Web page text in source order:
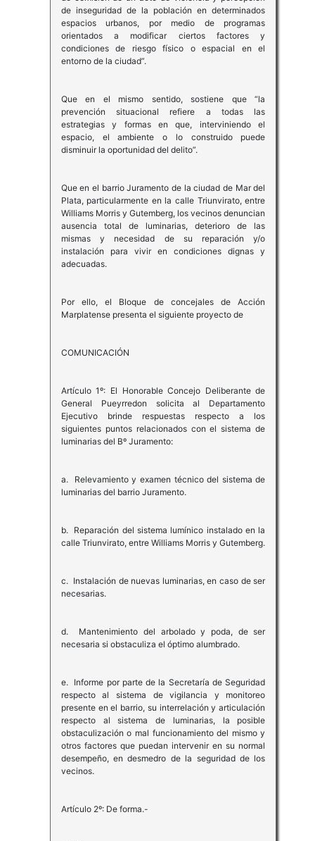
de inseguridad de la población en determinados
espacios urbanos, por medio de programas
orientados a modificar ciertos factores y
condiciones de riesgo físico o espacial en el
entorno de la ciudad”.
Que en el mismo sentido, sostiene que “la
prevención situacional refiere a todas las
estrategias y formas en que, interviniendo el
espacio, el ambiente o lo construido puede
disminuir la oportunidad del delito”.
Que en el barrio Juramento de la ciudad de Mar del
Plata, particularmente en la calle Triunvirato, entre
Williams Morris y Gutemberg, los vecinos denuncian
ausencia total de luminarias, deterioro de las
mismas y necesidad de su reparación y/o
instalación para vivir en condiciones dignas y
adecuadas.
Por ello, el Bloque de concejales de Acción
Marplatense presenta el siguiente proyecto de
COMUNICACIÓN
Artículo 1º: El Honorable Concejo Deliberante de
General Pueyrredon solicita al Departamento
Ejecutivo brinde respuestas respecto a los
siguientes puntos relacionados con el sistema de
luminarias del Bº Juramento:
a. Relevamiento y examen técnico del sistema de
luminarias del barrio Juramento.
b. Reparación del sistema lumínico instalado en la
calle Triunvirato, entre Williams Morris y Gutemberg.
c. Instalación de nuevas luminarias, en caso de ser
necesarias.
d. Mantenimiento del arbolado y poda, de ser
necesaria si obstaculiza el óptimo alumbrado.
e. Informe por parte de la Secretaría de Seguridad
respecto al sistema de vigilancia y monitoreo
presente en el barrio, su interrelación y articulación
respecto al sistema de luminarias, la posible
obstaculización o mal funcionamiento del mismo y
otros factores que puedan intervenir en su normal
desempeño, en desmedro de la seguridad de los
vecinos.
Artículo 2º: De forma.-